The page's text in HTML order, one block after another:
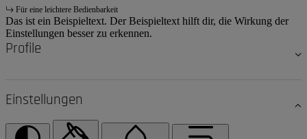
Für eine leichtere Bedienbarkeit
Das ist ein Beispieltext. Der Beispieltext hilft dir, die Wirkung der
Einstellungen besser zu erkennen.
Profile
Einstellungen